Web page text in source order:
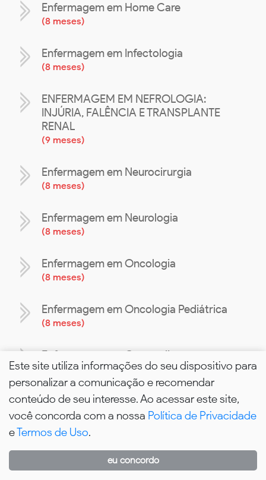
Enfermagem em Home Care
(8 meses)
Enfermagem em Infectologia
(8 meses)
ENFERMAGEM EM NEFROLOGIA:
INJÚRIA, FALÊNCIA E TRANSPLANTE
RENAL
(9 meses)
Enfermagem em Neurocirurgia
(8 meses)
Enfermagem em Neurologia
(8 meses)
Enfermagem em Oncologia
(8 meses)
Enfermagem em Oncologia Pediátrica
(8 meses)
Enfermagem em Ortopedia e
Traumatologia
(8 meses)
Enfermagem em Pediatria e Neonatologia
( 8 meses )
Enfermagem em Pós-operatório em
Cirurgia PlásticaWhatsApp
Este site utiliza informações do seu dispositivo para
personalizar a comunicação e recomendar
conteúdo de seu interesse. Ao acessar este site,
você concorda com a nossa Política de Privacidade
eTermos de Uso.
eu concordo